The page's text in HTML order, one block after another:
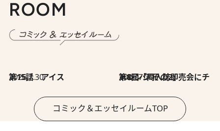
ROOM
2026.7.30
第15話 アイス 2026.7.30
第8回「同人誌即売会にチャレンジ その2」
コミック＆エッセイルームTOP